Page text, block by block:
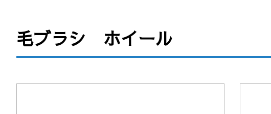
毛ブラシ ホイール